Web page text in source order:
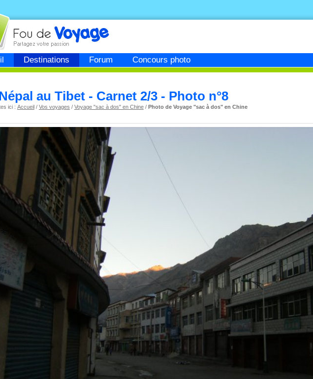
Destinations Forum Concours photo
voyage
au Tibet - Carnet 2/3 - Photo n°8
ici : Accueil/ Vos voyages / Voyage "sac à dos" en Chine/ Photo de Voyage "sac à dos" en Chine